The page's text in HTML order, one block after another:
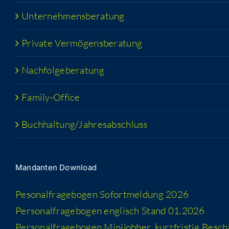
Unter­neh­mens­be­ra­tung
Pri­va­te Vermögensberatung
Nach­fol­ge­be­ra­tung
Fami­­ly-Office
Buchhaltung/​​Jahresabschluss
Man­dan­ten Download
Peso­nal­fra­ge­bo­gen Sofort­mel­dung 2026
Per­so­nal­fra­ge­bo­gen eng­lisch Stand 01.2026